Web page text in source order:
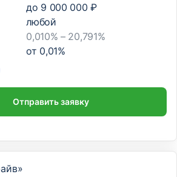
до 9 000 000 ₽
любой
0,010% – 20,791%
от 0,01%
Отправить заявку